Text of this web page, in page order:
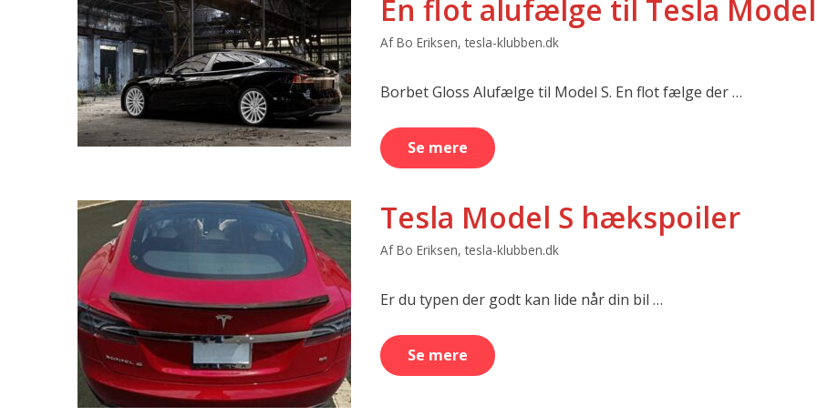
En flot alufælge til Tesla Model
AfBo Eriksen, tesla-klubben.dk
Borbet Gloss Alufælge til Model S. En flot fælge der …
Se mere
Tesla Model S hækspoiler
AfBo Eriksen, tesla-klubben.dk
Er du typen der godt kan lide når din bil …
Se mere